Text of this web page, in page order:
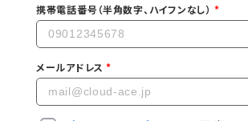
携帯電話番号（半角数字、ハイフンなし）
メールアドレス